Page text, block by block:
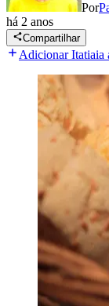
Por
há 2 anos
Compartilhar
Adicionar Itatiaia